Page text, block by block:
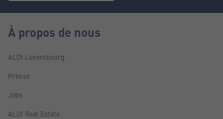
À propos de nous
ALDI Luxembourg
Presse
Jobs
ALDI Real Estate